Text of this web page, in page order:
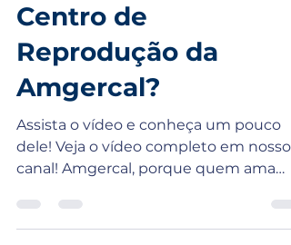
Centro de
Reprodução da
Amgercal?
Assista o vídeo e conheça um pouco
dele! Veja o vídeo completo em nosso
canal! Amgercal, porque quem ama